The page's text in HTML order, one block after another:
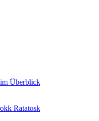
Überblick
Ratatosk